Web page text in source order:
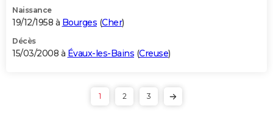
Naissance
19/12/1958 à Bourges (Cher)
Décès
15/03/2008 à Évaux-les-Bains (Creuse)
1 2 3